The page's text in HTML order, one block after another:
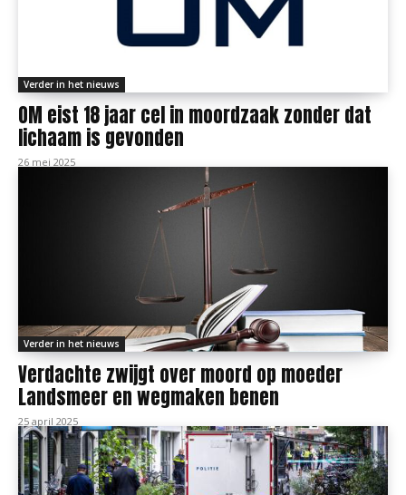
Verder in het nieuws
OM eist 18 jaar cel in moordzaak zonder dat
lichaam is gevonden
26 mei 2025
Verder in het nieuws
Verdachte zwijgt over moord op moeder
Landsmeer en wegmaken benen
25 april 2025